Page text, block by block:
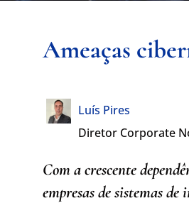
Ameaças
Luís Pires
Diretor Corporate
Com a crescente
empresas de sistemas de